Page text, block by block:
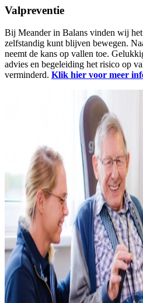
Valpreventie
Bij Meander in Balans vinden wij
zelfstandig kunt blijven bewegen.
neemt de kans op vallen toe.
advies en begeleiding het risico op
verminderd. Klik hier voor meer